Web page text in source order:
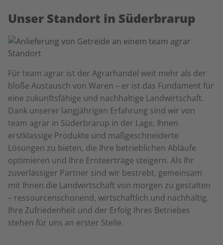
Unser Standort in Süderbrarup
Für team agrar ist der Agrarhandel weit mehr als der
bloße Austausch von Waren – er ist das Fundament für
eine zukunftsfähige und nachhaltige Landwirtschaft.
Dank unserer langjährigen Erfahrung sind wir von
team agrar in Süderbrarup in der Lage, Ihnen
erstklassige Produkte und maßgeschneiderte
Lösungen zu bieten, die Ihre betrieblichen Abläufe
optimieren und Ihre Ernteerträge steigern. Als Ihr
zuverlässiger Partner sind wir bestrebt, gemeinsam
mit Ihnen die Landwirtschaft von morgen zu gestalten
– ressourcenschonend, wirtschaftlich und nachhaltig.
Ihre Zufriedenheit und der Erfolg Ihres Betriebes
stehen für uns an erster Stelle.